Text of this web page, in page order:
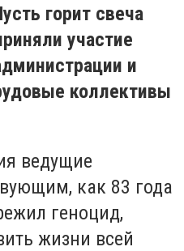
горит свеча
участие
и
коллективы
ведущие
как 83 года
геноцид,
жизни всей